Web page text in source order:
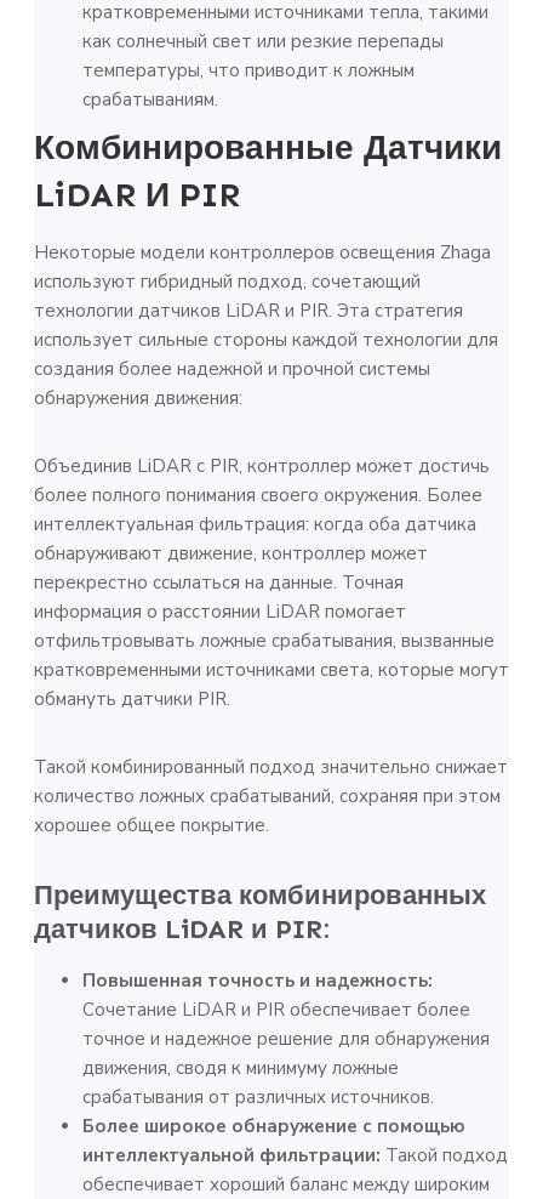
кратковременными источниками тепла, такими
как солнечный свет или резкие перепады
температуры, что приводит к ложным
срабатываниям.
Комбинированные Датчики
LiDAR И PIR
Некоторые модели контроллеров освещения Zhaga
используют гибридный подход, сочетающий
технологии датчиков LiDAR и PIR. Эта стратегия
использует сильные стороны каждой технологии для
создания более надежной и прочной системы
обнаружения движения:
Объединив LiDAR с PIR, контроллер может достичь
более полного понимания своего окружения. Более
интеллектуальная фильтрация: когда оба датчика
обнаруживают движение, контроллер может
перекрестно ссылаться на данные. Точная
информация о расстоянии LiDAR помогает
отфильтровывать ложные срабатывания, вызванные
кратковременными источниками света, которые могут
обмануть датчики PIR.
Такой комбинированный подход значительно снижает
количество ложных срабатываний, сохраняя при этом
хорошее общее покрытие.
Преимущества комбинированных
датчиков LiDAR и PIR:
Повышенная точность и надежность:
Сочетание LiDAR и PIR обеспечивает более
точное и надежное решение для обнаружения
движения, сводя к минимуму ложные
срабатывания от различных источников.
Более широкое обнаружение с помощью
интеллектуальной фильтрации: Такой подход
обеспечивает хороший баланс между широким